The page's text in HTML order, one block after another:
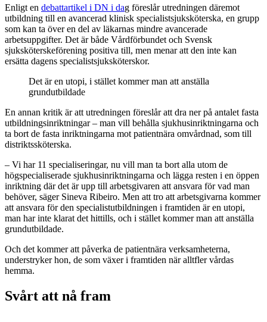
Enligt en debattartikel i DN i dag föreslår utredningen däremot
utbildning till en avancerad klinisk specialistsjuksköterska, en grupp
som kan ta över en del av läkarnas mindre avancerade
arbetsuppgifter. Det är både Vårdförbundet och Svensk
sjuksköterskeförening positiva till, men menar att den inte kan
ersätta dagens specialistsjuksköterskor.
Det är en utopi, i stället kommer man att anställa
grundutbildade
En annan kritik är att utredningen föreslår att dra ner på antalet fasta
utbildningsinriktningar – man vill behålla sjukhusinriktningarna och
ta bort de fasta inriktningarna mot patientnära omvårdnad, som till
distriktssköterska.
– Vi har 11 specialiseringar, nu vill man ta bort alla utom de
högspecialiserade sjukhusinriktningarna och lägga resten i en öppen
inriktning där det är upp till arbetsgivaren att ansvara för vad man
behöver, säger Sineva Ribeiro. Men att tro att arbetsgivarna kommer
att ansvara för den specialistutbildningen i framtiden är en utopi,
man har inte klarat det hittills, och i stället kommer man att anställa
grundutbildade.
Och det kommer att påverka de patientnära verksamheterna,
understryker hon, de som växer i framtiden när alltfler vårdas
hemma.
Svårt att nå fram